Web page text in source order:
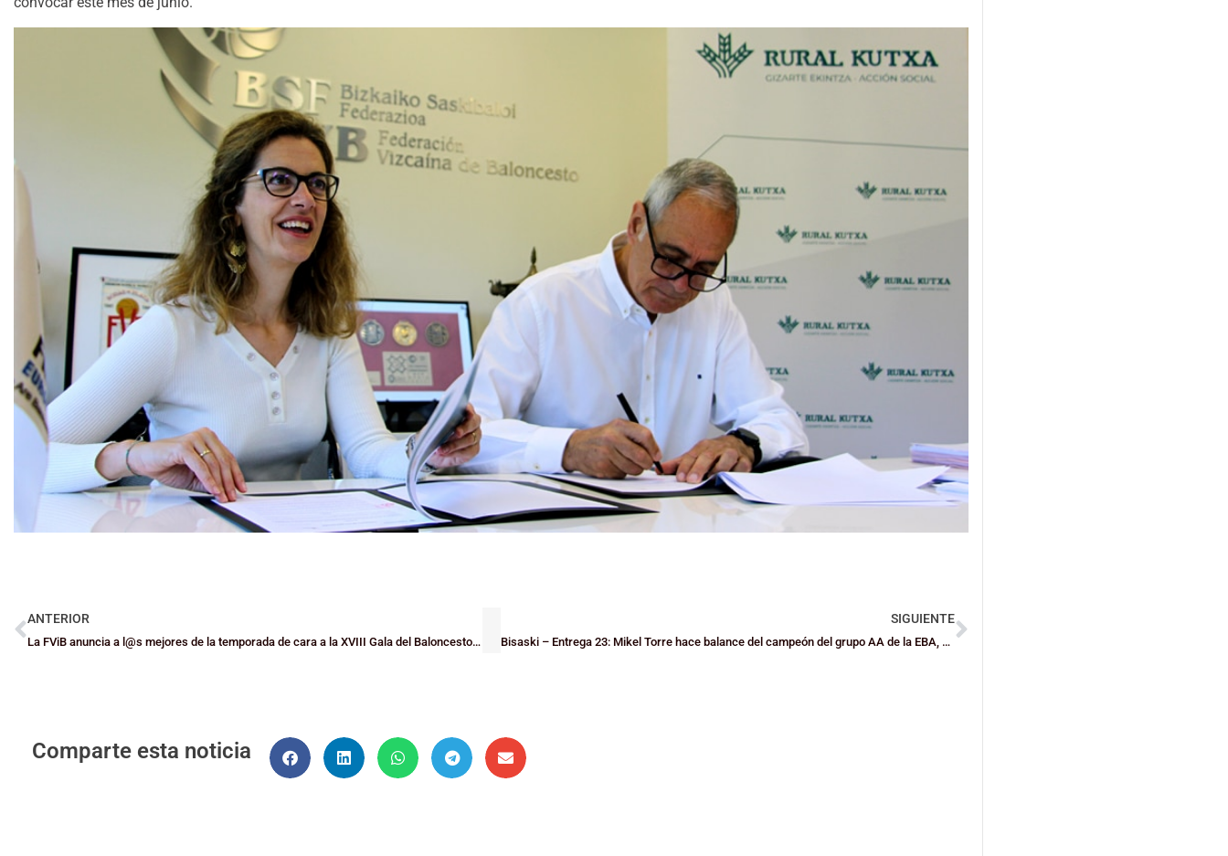
ANTERIOR
La FViB anuncia a l@s mejores de la temporada de cara a la XVIII Gala del Baloncesto Bizkaino
SIGUIENTE
Bisaski – Entrega 23: Mikel Torre hace balance del campeón del grupo AA de la EBA, el Fundación Bilbao Basket
Comparte esta noticia